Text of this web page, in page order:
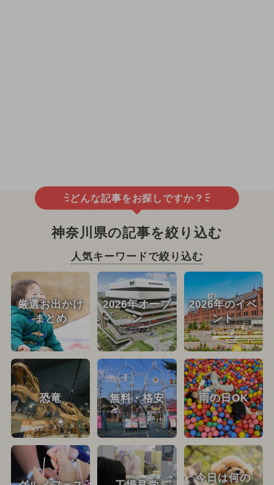
どんな記事をお探しですか？
神奈川県の記事を絞り込む
人気キーワードで絞り込む
厳選お出かけ
まとめ
2026年オープ
ン
2026年のイベ
ント
恐竜 無料・格安 雨の日OK
今日は何の